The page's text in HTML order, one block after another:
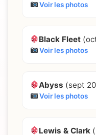
Voir les photos
Black Fleet
Voir les photos
Abyss (sept
Voir les photos
Lewis & Clark